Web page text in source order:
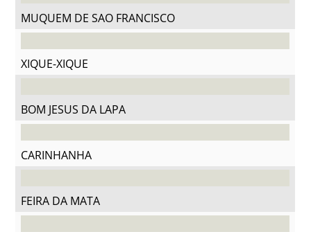
MUQUEM DE SAO FRANCISCO
XIQUE-XIQUE
BOM JESUS DA LAPA
CARINHANHA
FEIRA DA MATA